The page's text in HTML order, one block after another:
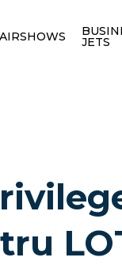
AIRSHOWS JETS